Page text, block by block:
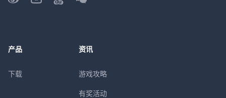
产品
下载
资讯
游戏攻略
有奖活动